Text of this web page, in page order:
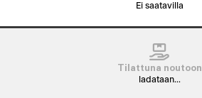
Ei saatavilla
Tilattuna noutoon
ladataan...